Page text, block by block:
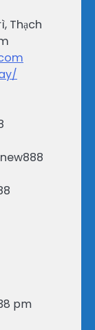
Thạch
pm